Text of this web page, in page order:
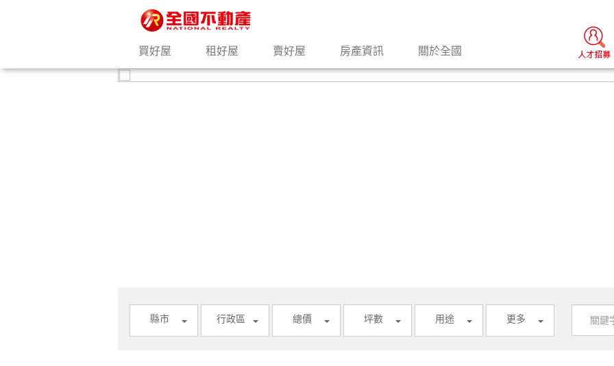
買好屋 租好屋 賣好屋 房產資訊 關於全國
縣市 行政區 總價 坪數 用途 更多